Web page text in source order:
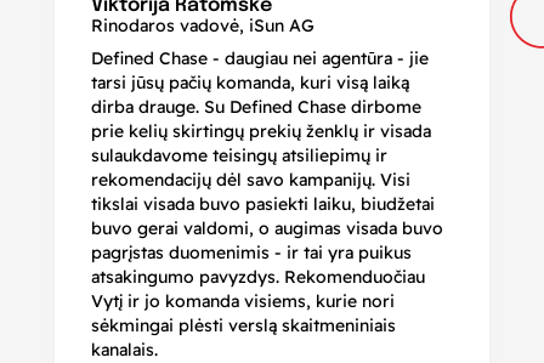
Viktorija Ratomskė
Rinodaros vadovė, iSun AG
Defined Chase - daugiau nei agentūra - jie
tarsi jūsų pačių komanda, kuri visą laiką
dirba drauge. Su Defined Chase dirbome
prie kelių skirtingų prekių ženklų ir visada
sulaukdavome teisingų atsiliepimų ir
rekomendacijų dėl savo kampanijų. Visi
tikslai visada buvo pasiekti laiku, biudžetai
buvo gerai valdomi, o augimas visada buvo
pagrįstas duomenimis - ir tai yra puikus
atsakingumo pavyzdys. Rekomenduočiau
Vytį ir jo komanda visiems, kurie nori
sėkmingai plėsti verslą skaitmeniniais
kanalais.